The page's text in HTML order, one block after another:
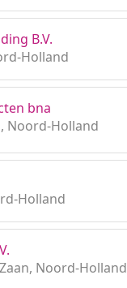
B.V.
Holland
bna
Noord-Holland
Holland
Noord-Holland